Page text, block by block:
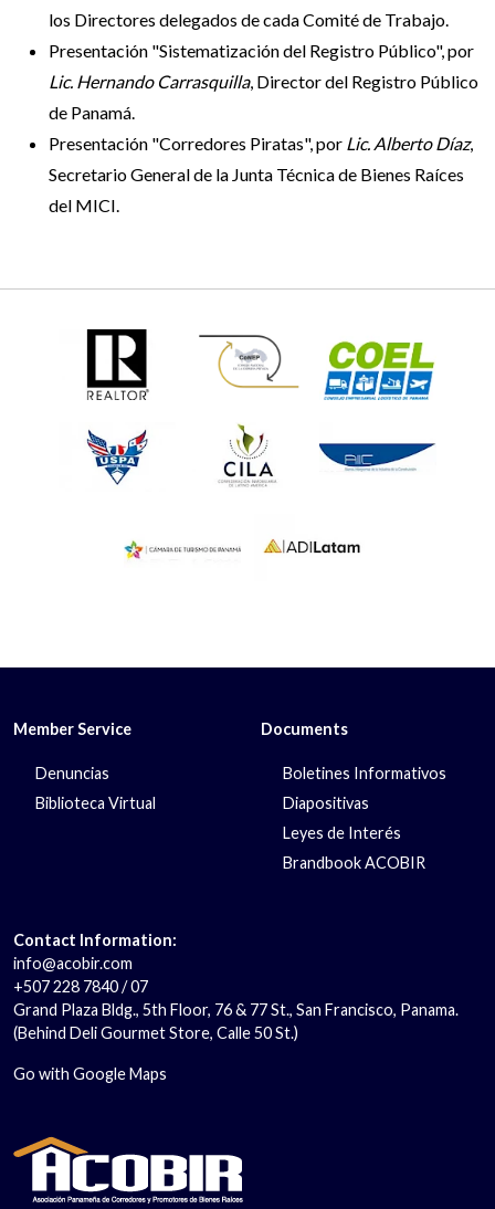
los Directores delegados de cada Comité de Trabajo.
Presentación "Sistematización del Registro Público", por
Lic. Hernando Carrasquilla, Director del Registro Público
de Panamá.
Presentación "Corredores Piratas", por Lic. Alberto Díaz,
Secretario General de la Junta Técnica de Bienes Raíces
del MICI.
Member Service
Denuncias
Biblioteca Virtual
Documents
Boletines Informativos
Diapositivas
Leyes de Interés
Brandbook ACOBIR
Contact Information:
info@acobir.com
+507 228 7840 / 07
Grand Plaza Bldg., 5th Floor, 76 & 77 St., San Francisco, Panama.
(Behind Deli Gourmet Store, Calle 50 St.)
Go with Google Maps